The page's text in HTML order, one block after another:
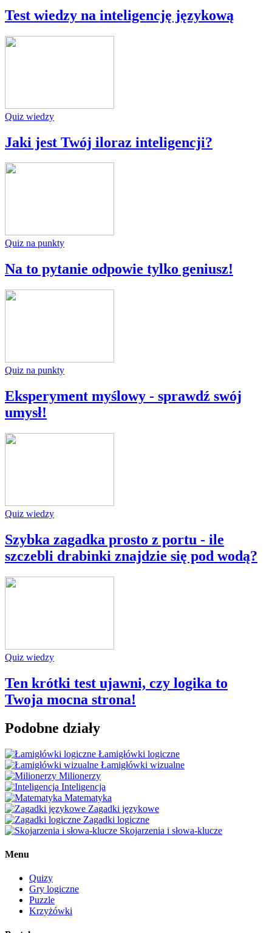
Test wiedzy na inteligencję językową
Quiz wiedzy
Jaki jest Twój iloraz inteligencji?
Quiz na punkty
Na to pytanie odpowie tylko geniusz!
Quiz na punkty
Eksperyment myślowy - sprawdź swój
umysł!
Quiz wiedzy
Szybka zagadka prosto z portu - ile
szczebli drabinki znajdzie się pod wodą?
Quiz wiedzy
Ten krótki test ujawni, czy logika to
Twoja mocna strona!
Podobne działy
Łamigłówki logiczne
Łamigłówki wizualne
Milionerzy
Inteligencja
Matematyka
Zagadki językowe
Zagadki logiczne
Skojarzenia i słowa-klucze
Menu
Quizy
Gry logiczne
Puzzle
Krzyżówki